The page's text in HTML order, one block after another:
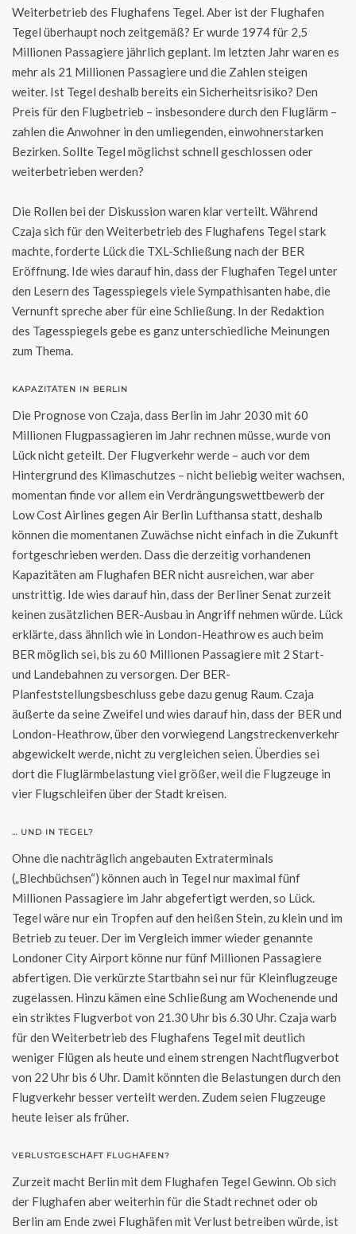
Weiterbetrieb des Flughafens Tegel. Aber ist der Flughafen
Tegel überhaupt noch zeitgemäß? Er wurde 1974 für 2,5
Millionen Passagiere jährlich geplant. Im letzten Jahr waren es
mehr als 21 Millionen Passagiere und die Zahlen steigen
weiter. Ist Tegel deshalb bereits ein Sicherheitsrisiko? Den
Preis für den Flugbetrieb – insbesondere durch den Fluglärm –
zahlen die Anwohner in den umliegenden, einwohnerstarken
Bezirken. Sollte Tegel möglichst schnell geschlossen oder
weiterbetrieben werden?
Die Rollen bei der Diskussion waren klar verteilt. Während
Czaja sich für den Weiterbetrieb des Flughafens Tegel stark
machte, forderte Lück die TXL-Schließung nach der BER
Eröffnung. Ide wies darauf hin, dass der Flughafen Tegel unter
den Lesern des Tagesspiegels viele Sympathisanten habe, die
Vernunft spreche aber für eine Schließung. In der Redaktion
des Tagesspiegels gebe es ganz unterschiedliche Meinungen
zum Thema.
KAPAZITÄTEN IN BERLIN
Die Prognose von Czaja, dass Berlin im Jahr 2030 mit 60
Millionen Flugpassagieren im Jahr rechnen müsse, wurde von
Lück nicht geteilt. Der Flugverkehr werde – auch vor dem
Hintergrund des Klimaschutzes – nicht beliebig weiter wachsen,
momentan finde vor allem ein Verdrängungswettbewerb der
Low Cost Airlines gegen Air Berlin Lufthansa statt, deshalb
können die momentanen Zuwächse nicht einfach in die Zukunft
fortgeschrieben werden. Dass die derzeitig vorhandenen
Kapazitäten am Flughafen BER nicht ausreichen, war aber
unstrittig. Ide wies darauf hin, dass der Berliner Senat zurzeit
keinen zusätzlichen BER-Ausbau in Angriff nehmen würde. Lück
erklärte, dass ähnlich wie in London-Heathrow es auch beim
BER möglich sei, bis zu 60 Millionen Passagiere mit 2 Start-
und Landebahnen zu versorgen. Der BER-
Planfeststellungsbeschluss gebe dazu genug Raum. Czaja
äußerte da seine Zweifel und wies darauf hin, dass der BER und
London-Heathrow, über den vorwiegend Langstreckenverkehr
abgewickelt werde, nicht zu vergleichen seien. Überdies sei
dort die Fluglärmbelastung viel größer, weil die Flugzeuge in
vier Flugschleifen über der Stadt kreisen.
… UND IN TEGEL?
Ohne die nachträglich angebauten Extraterminals
(„Blechbüchsen“) können auch in Tegel nur maximal fünf
Millionen Passagiere im Jahr abgefertigt werden, so Lück.
Tegel wäre nur ein Tropfen auf den heißen Stein, zu klein und im
Betrieb zu teuer. Der im Vergleich immer wieder genannte
Londoner City Airport könne nur fünf Millionen Passagiere
abfertigen. Die verkürzte Startbahn sei nur für Kleinflugzeuge
zugelassen. Hinzu kämen eine Schließung am Wochenende und
ein striktes Flugverbot von 21.30 Uhr bis 6.30 Uhr. Czaja warb
für den Weiterbetrieb des Flughafens Tegel mit deutlich
weniger Flügen als heute und einem strengen Nachtflugverbot
von 22 Uhr bis 6 Uhr. Damit könnten die Belastungen durch den
Flugverkehr besser verteilt werden. Zudem seien Flugzeuge
heute leiser als früher.
VERLUSTGESCHÄFT FLUGHÄFEN?
Zurzeit macht Berlin mit dem Flughafen Tegel Gewinn. Ob sich
der Flughafen aber weiterhin für die Stadt rechnet oder ob
Berlin am Ende zwei Flughäfen mit Verlust betreiben würde, ist